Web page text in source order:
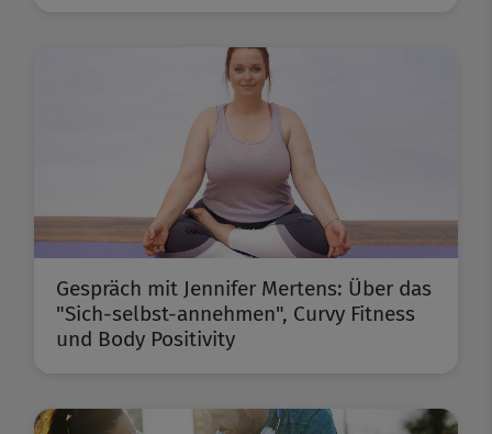
Gespräch mit Jennifer Mertens: Über das
"Sich-selbst-annehmen", Curvy Fitness
und Body Positivity